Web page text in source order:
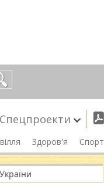
Спецпроекти
Здоров'я Спорт